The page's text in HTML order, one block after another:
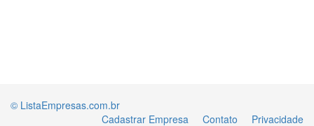
© ListaEmpresas.com.br
Cadastrar Empresa
Contato Privacidade